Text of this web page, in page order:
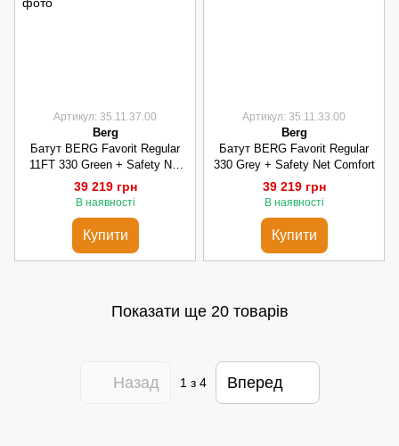
Артикул: 35.11.37.00
Berg
Батут BERG Favorit Regular
11FT 330 Green + Safety Net
Comfort (35.11.37.00)
39 219 грн
В наявності
Купити
Артикул: 35.11.33.00
Berg
Батут BERG Favorit Regular
330 Grey + Safety Net Comfort
39 219 грн
В наявності
Купити
Показати ще 20 товарів
Назад 1з 4 Вперед